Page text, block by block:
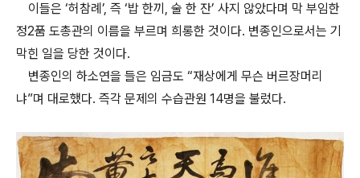
이들은 ‘허참례’, 즉 ‘밥 한끼, 술 한 잔’ 사지 않았다며 막 부임한
정2품 도총관의 이름을 부르며 희롱한 것이다. 변종인으로서는 기
막힌 일을 당한 것이다.
변종인의 하소연을 들은 임금도 “재상에게 무슨 버르장머리
냐”며 대로했다. 즉각 문제의 수습관원 14명을 불렀다.